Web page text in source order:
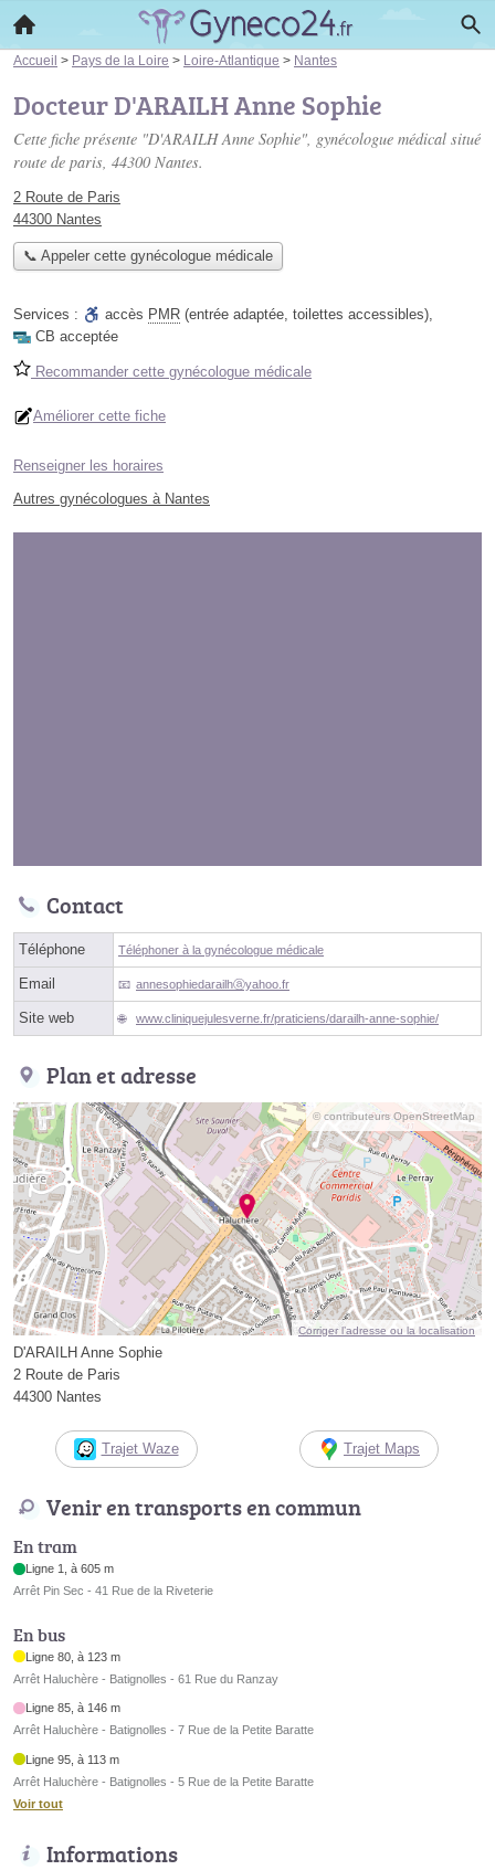
Accueil > Pays de la Loire > Loire-Atlantique > Nantes
Docteur D'ARAILH Anne Sophie
Cette fiche présente "D'ARAILH Anne Sophie", gynécologue médical situé
route de paris, 44300 Nantes.
2 Route de Paris
44300 Nantes
📞 Appeler cette gynécologue médicale
Services : accès PMR (entrée adaptée, toilettes accessibles),
CB acceptée
Recommander cette gynécologue médicale
Améliorer cette fiche
Renseigner les horaires
Autres gynécologues à Nantes
Contact
Téléphone Téléphoner à la gynécologue médicale
Email annesophiedarailhⓐyahoo.fr
Site web www.cliniquejulesverne.fr/praticiens/darailh-anne-sophie/
Plan et adresse
© contributeurs OpenStreetMap
Corriger l’adresse ou la localisation
D'ARAILH Anne Sophie
2 Route de Paris
44300 Nantes
Trajet Waze Trajet Maps
Venir en transports en commun
En tram
Ligne 1, à 605 m
Arrêt Pin Sec - 41 Rue de la Riveterie
En bus
Ligne 80, à 123 m
Arrêt Haluchère - Batignolles - 61 Rue du Ranzay
Ligne 85, à 146 m
Arrêt Haluchère - Batignolles - 7 Rue de la Petite Baratte
Ligne 95, à 113 m
Arrêt Haluchère - Batignolles - 5 Rue de la Petite Baratte
Voir tout
Informations